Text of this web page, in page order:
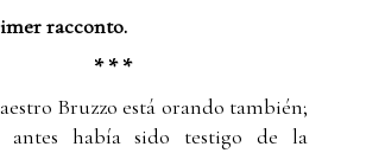
racconto.
* * *
Bruzzo está orando también;
antes había sido testigo de la